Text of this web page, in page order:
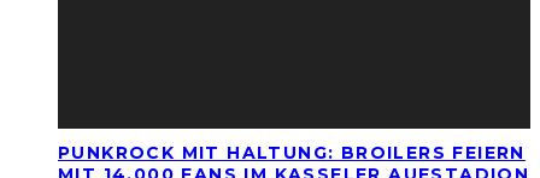
PUNKROCK MIT HALTUNG: BROILERS FEIERN